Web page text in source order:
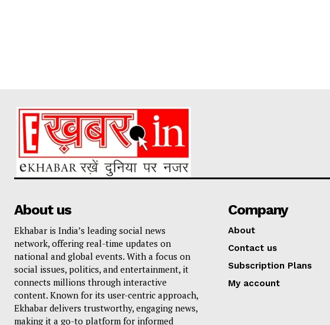
About us
Ekhabar is India’s leading social news
network, offering real-time updates on
national and global events. With a focus on
social issues, politics, and entertainment, it
connects millions through interactive
content. Known for its user-centric approach,
Ekhabar delivers trustworthy, engaging news,
making it a go-to platform for informed
Company
About
Contact us
Subscription Plans
My account